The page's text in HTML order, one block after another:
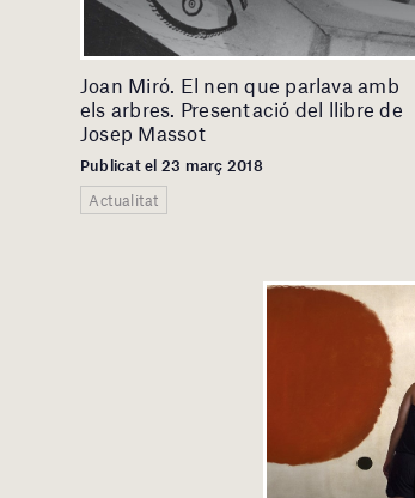
Joan Miró. El nen que parlava amb
els arbres. Presentació del llibre de
Josep Massot
Publicat el 23 març 2018
Actualitat